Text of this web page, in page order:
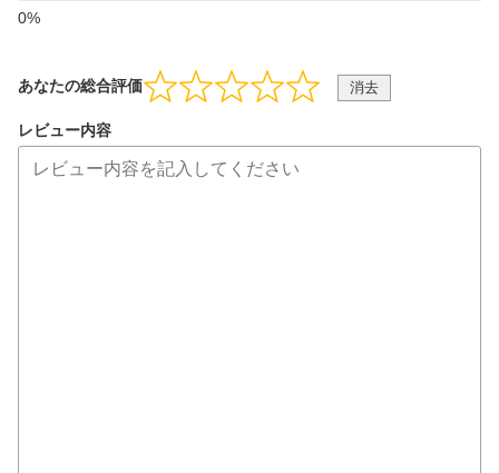
あなたの総合評価 消去
レビュー内容